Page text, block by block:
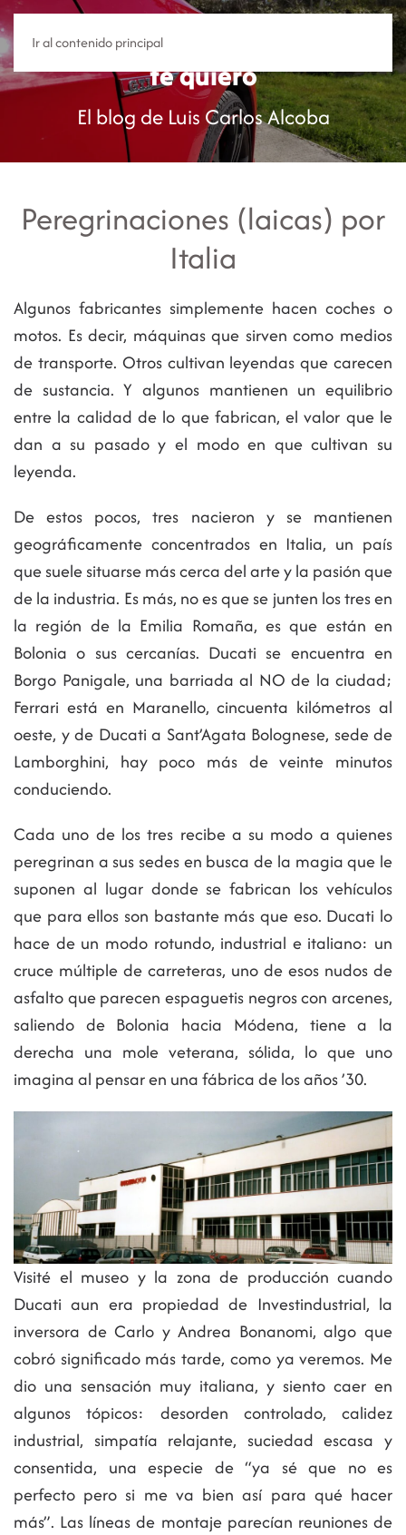
Ir al contenido principalY sin embargo
te quiero
El blog de Luis Carlos Alcoba
Peregrinaciones (laicas) por
Italia
Algunos fabricantes simplemente hacen coches o
motos. Es decir, máquinas que sirven como medios
de transporte. Otros cultivan leyendas que carecen
de sustancia. Y algunos mantienen un equilibrio
entre la calidad de lo que fabrican, el valor que le
dan a su pasado y el modo en que cultivan su
leyenda.
De estos pocos, tres nacieron y se mantienen
geográficamente concentrados en Italia, un país
que suele situarse más cerca del arte y la pasión que
de la industria. Es más, no es que se junten los tres en
la región de la Emilia Romaña, es que están en
Bolonia o sus cercanías. Ducati se encuentra en
Borgo Panigale, una barriada al NO de la ciudad;
Ferrari está en Maranello, cincuenta kilómetros al
oeste, y de Ducati a Sant’Agata Bolognese, sede de
Lamborghini, hay poco más de veinte minutos
conduciendo.
Cada uno de los tres recibe a su modo a quienes
peregrinan a sus sedes en busca de la magia que le
suponen al lugar donde se fabrican los vehículos
que para ellos son bastante más que eso. Ducati lo
hace de un modo rotundo, industrial e italiano: un
cruce múltiple de carreteras, uno de esos nudos de
asfalto que parecen espaguetis negros con arcenes,
saliendo de Bolonia hacia Módena, tiene a la
derecha una mole veterana, sólida, lo que uno
imagina al pensar en una fábrica de los años ’30.
Visité el museo y la zona de producción cuando
Ducati aun era propiedad de Investindustrial, la
inversora de Carlo y Andrea Bonanomi, algo que
cobró significado más tarde, como ya veremos. Me
dio una sensación muy italiana, y siento caer en
algunos tópicos: desorden controlado, calidez
industrial, simpatía relajante, suciedad escasa y
consentida, una especie de “ya sé que no es
perfecto pero si me va bien así para qué hacer
más”. Las líneas de montaje parecían reuniones de